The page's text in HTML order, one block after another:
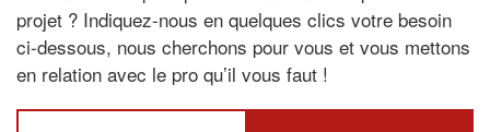
projet ? Indiquez-nous en quelques clics votre besoin
ci-dessous, nous cherchons pour vous et vous mettons
en relation avec le pro qu’il vous faut !